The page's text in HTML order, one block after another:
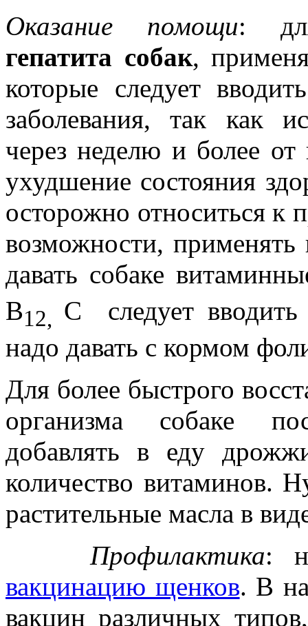
Оказание помощи:
гепатита собак,
которые следует
заболевания, так как
через неделю и более от
ухудшение состояния
осторожно относиться к
возможности,
давать собаке
В12, С следует вводить
надо давать с кормом
Для более быстрого
организма собаке
добавлять в еду
количество витаминов.
растительные масла в
Профилактика:
вакцинацию щенков. В
вакцин различных